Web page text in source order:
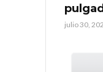
julio 30,